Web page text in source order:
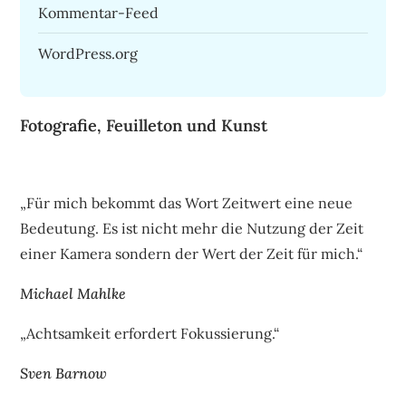
Kommentar-Feed
WordPress.org
Fotografie, Feuilleton und Kunst
„Für mich bekommt das Wort Zeitwert eine neue
Bedeutung. Es ist nicht mehr die Nutzung der Zeit
einer Kamera sondern der Wert der Zeit für mich.“
Michael Mahlke
„Achtsamkeit erfordert Fokussierung.“
Sven Barnow